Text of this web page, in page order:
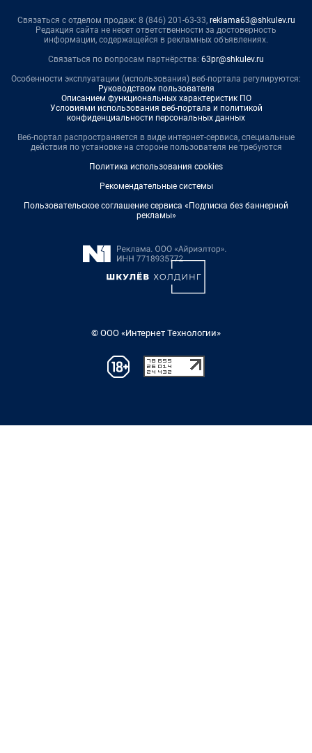
Связаться с отделом продаж: 8 (846) 201-63-33, reklama63@shkulev.ru
Редакция сайта не несет ответственности за достоверность
информации, содержащейся в рекламных объявлениях.
Связаться по вопросам партнёрства: 63pr@shkulev.ru
Особенности эксплуатации (использования) веб-портала регулируются:
Руководством пользователя
Описанием функциональных характеристик ПО
Условиями использования веб-портала и политикой
конфиденциальности персональных данных
Веб-портал распространяется в виде интернет-сервиса, специальные
действия по установке на стороне пользователя не требуются
Политика использования cookies
Рекомендательные системы
Пользовательское соглашение сервиса «Подписка без баннерной
рекламы»
© ООО «Интернет Технологии»